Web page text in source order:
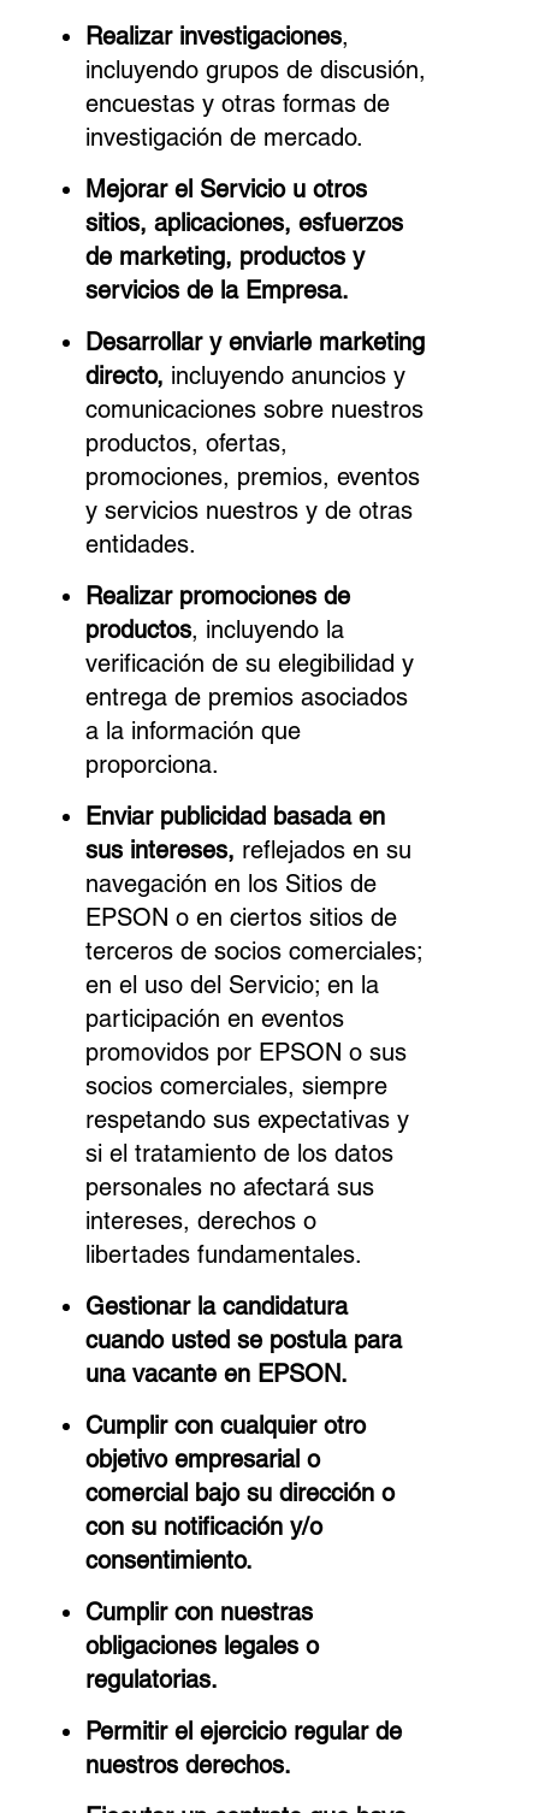
Realizar investigaciones,
incluyendo grupos de discusión,
encuestas y otras formas de
investigación de mercado.
Mejorar el Servicio u otros
sitios, aplicaciones, esfuerzos
de marketing, productos y
servicios de la Empresa.
Desarrollar y enviarle marketing
directo, incluyendo anuncios y
comunicaciones sobre nuestros
productos, ofertas,
promociones, premios, eventos
y servicios nuestros y de otras
entidades.
Realizar promociones de
productos, incluyendo la
verificación de su elegibilidad y
entrega de premios asociados
a la información que
proporciona.
Enviar publicidad basada en
sus intereses, reflejados en su
navegación en los Sitios de
EPSON o en ciertos sitios de
terceros de socios comerciales;
en el uso del Servicio; en la
participación en eventos
promovidos por EPSON o sus
socios comerciales, siempre
respetando sus expectativas y
si el tratamiento de los datos
personales no afectará sus
intereses, derechos o
libertades fundamentales.
Gestionar la candidatura
cuando usted se postula para
una vacante en EPSON.
Cumplir con cualquier otro
objetivo empresarial o
comercial bajo su dirección o
con su notificación y/o
consentimiento.
Cumplir con nuestras
obligaciones legales o
regulatorias.
Permitir el ejercicio regular de
nuestros derechos.